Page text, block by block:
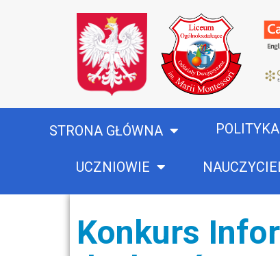
STRONA GŁÓWNA
UCZNIOWIE
Konkurs